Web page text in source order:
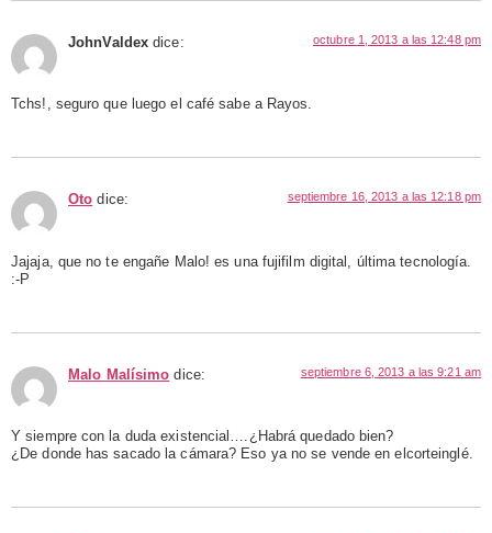
JohnValdex dice: octubre 1, 2013 a las 12:48 pm
Tchs!, seguro que luego el café sabe a Rayos.
Oto dice: septiembre 16, 2013 a las 12:18 pm
Jajaja, que no te engañe Malo! es una fujifilm digital, última tecnología.
:-P
Malo Malísimo dice: septiembre 6, 2013 a las 9:21 am
Y siempre con la duda existencial….¿Habrá quedado bien?
¿De donde has sacado la cámara? Eso ya no se vende en elcorteinglé.